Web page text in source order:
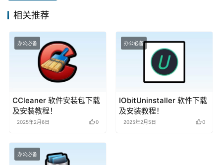
相关推荐
办公必备
CCleaner 软件安装包下载
及安装教程！
2025年2月6日 0
办公必备
IObitUninstaller 软件下载
及安装教程！
2025年2月5日 0
办公必备